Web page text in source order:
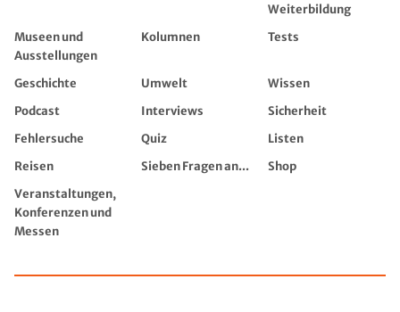
Weiterbildung
Museen und
Ausstellungen
Kolumnen Tests
Geschichte Umwelt
Wissen
Podcast
Interviews
Sicherheit
Fehlersuche
Quiz
Listen
Reisen
Sieben Fragen an...
Shop
Veranstaltungen,
Konferenzen und
Messen